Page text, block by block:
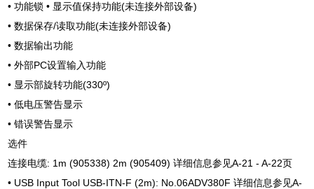
• 功能锁 • 显示值保持功能(未连接外部设备)
• 数据保存/读取功能(未连接外部设备)
• 数据输出功能
• 外部PC设置输入功能
• 显示部旋转功能(330º)
• 低电压警告显示
• 错误警告显示
选件
连接电缆: 1m (905338) 2m (905409) 详细信息参见A-21 - A-22页
• USB Input Tool USB-ITN-F (2m): No.06ADV380F 详细信息参见A-